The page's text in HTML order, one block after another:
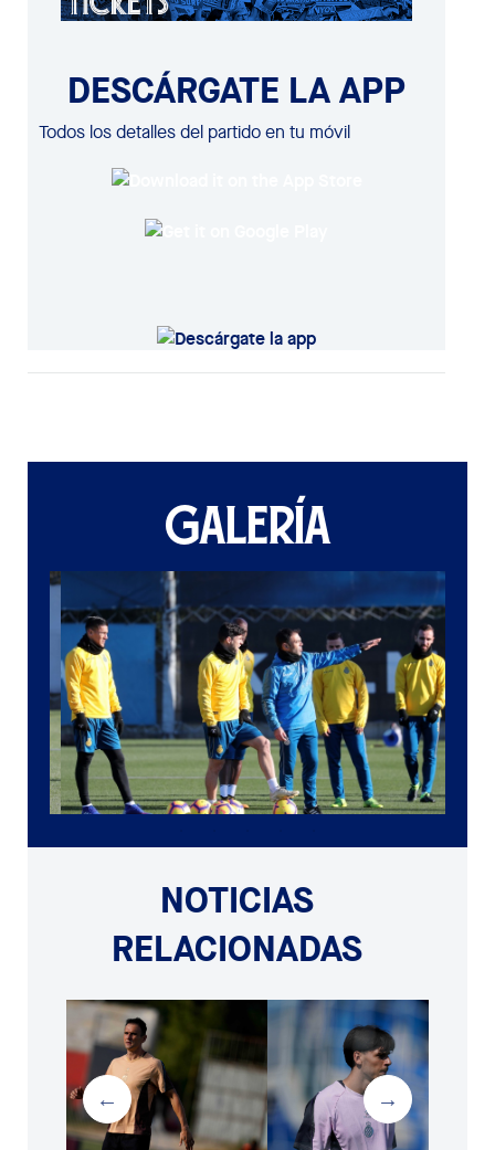
DESCÁRGATE LA APP
Todos los detalles del partido en tu móvil
GALERÍA
NOTICIAS
RELACIONADAS